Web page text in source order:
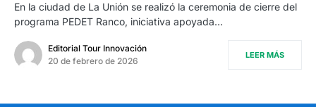
En la ciudad de La Unión se realizó la ceremonia de cierre del
programa PEDET Ranco, iniciativa apoyada…
Editorial Tour Innovación
20 de febrero de 2026
LEER MÁS